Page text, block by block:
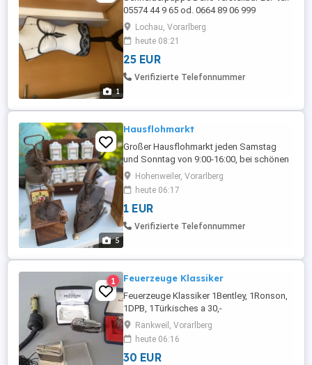
1
05574 44 9 65 od. 0664 89 06 999
Lochau, Vorarlberg
heute 08:21
25 EUR
Verifizierte Telefonnummer
5
Hausflohmarkt
Großer Hausflohmarkt jeden Samstag
und Sonntag von 9:00-16:00, bei schönen
Wetter! Bei über 30 Grad findet er nicht
statt! Hub 1 6914 Hohenweiler
Hohenweiler, Vorarlberg
heute 06:17
1 EUR
Verifizierte Telefonnummer
1 Feuerzeuge Klassiker
Feuerzeuge Klassiker 1Bentley, 1Ronson,
1DPB, 1Türkisches a 30,-
Rankweil, Vorarlberg
heute 06:16
30 EUR